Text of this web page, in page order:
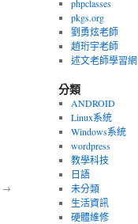
→
phpclasses
pkgs.org
劉勇炫老師
趙珩宇老師
述文老師學習網
分類
ANDROID
Linux系統
Windows系統
wordpress
教學科技
日語
未分類
生活資訊
硬體維修